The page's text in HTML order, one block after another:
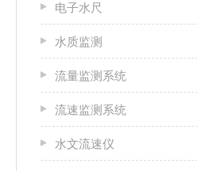
电子水尺
水质监测
流量监测系统
流速监测系统
水文流速仪